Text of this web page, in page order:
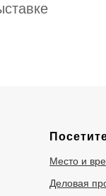
Место и
Деловая